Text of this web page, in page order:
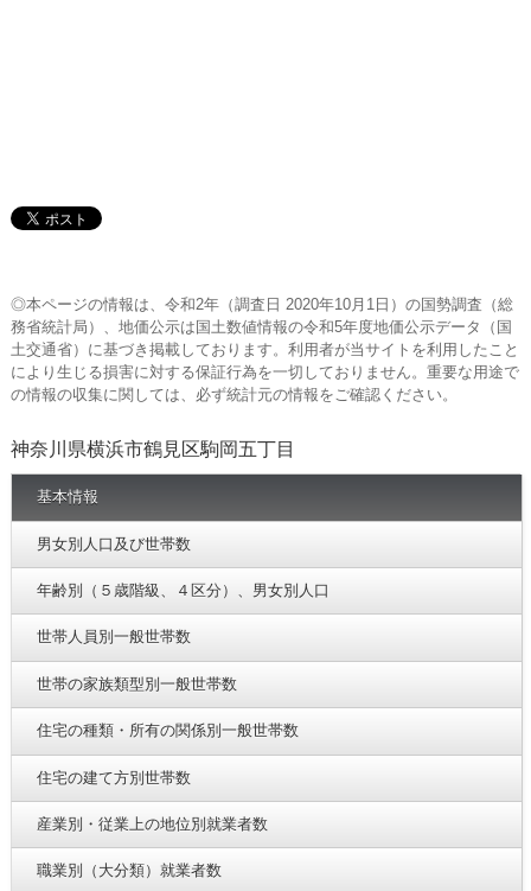
◎本ページの情報は、令和2年（調査日 2020年10月1日）の国勢調査（総
務省統計局）、地価公示は国土数値情報の令和5年度地価公示データ（国
土交通省）に基づき掲載しております。利用者が当サイトを利用したこと
により生じる損害に対する保証行為を一切しておりません。重要な用途で
の情報の収集に関しては、必ず統計元の情報をご確認ください。
神奈川県横浜市鶴見区駒岡五丁目
基本情報
男女別人口及び世帯数
年齢別（５歳階級、４区分）、男女別人口
世帯人員別一般世帯数
世帯の家族類型別一般世帯数
住宅の種類・所有の関係別一般世帯数
住宅の建て方別世帯数
産業別・従業上の地位別就業者数
職業別（大分類）就業者数